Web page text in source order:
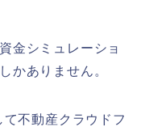
金シミュレーショ
かありません。
不動産クラウドフ